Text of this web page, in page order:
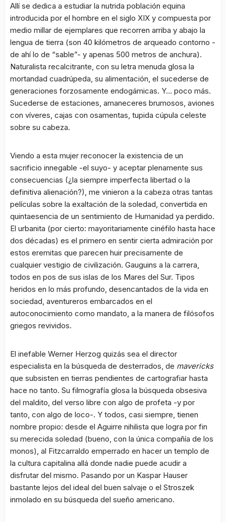
Allí se dedica a estudiar la nutrida población equina
introducida por el hombre en el siglo XIX y compuesta por
medio millar de ejemplares que recorren arriba y abajo la
lengua de tierra (son 40 kilómetros de arqueado contorno -
de ahí lo de “sable”- y apenas 500 metros de anchura).
Naturalista recalcitrante, con su letra menuda glosa la
mortandad cuadrúpeda, su alimentación, el sucederse de
generaciones forzosamente endogámicas. Y… poco más.
Sucederse de estaciones, amaneceres brumosos, aviones
con víveres, cajas con osamentas, tupida cúpula celeste
sobre su cabeza.
Viendo a esta mujer reconocer la existencia de un
sacrificio innegable -el suyo- y aceptar plenamente sus
consecuencias (¿la siempre imperfecta libertad o la
definitiva alienación?), me vinieron a la cabeza otras tantas
películas sobre la exaltación de la soledad, convertida en
quintaesencia de un sentimiento de Humanidad ya perdido.
El urbanita (por cierto: mayoritariamente cinéfilo hasta hace
dos décadas) es el primero en sentir cierta admiración por
estos eremitas que parecen huir precisamente de
cualquier vestigio de civilización. Gauguins a la carrera,
todos en pos de sus islas de los Mares del Sur. Tipos
heridos en lo más profundo, desencantados de la vida en
sociedad, aventureros embarcados en el
autoconocimiento como mandato, a la manera de filósofos
griegos revividos.
El inefable Werner Herzog quizás sea el director
especialista en la búsqueda de desterrados, de mavericks
que subsisten en tierras pendientes de cartografiar hasta
hace no tanto. Su filmografía glosa la búsqueda obsesiva
del maldito, del verso libre con algo de profeta -y por
tanto, con algo de loco-. Y todos, casi siempre, tienen
nombre propio: desde el Aguirre nihilista que logra por fin
su merecida soledad (bueno, con la única compañía de los
monos), al Fitzcarraldo emperrado en hacer un templo de
la cultura capitalina allá donde nadie puede acudir a
disfrutar del mismo. Pasando por un Kaspar Hauser
bastante lejos del ideal del buen salvaje o el Stroszek
inmolado en su búsqueda del sueño americano.